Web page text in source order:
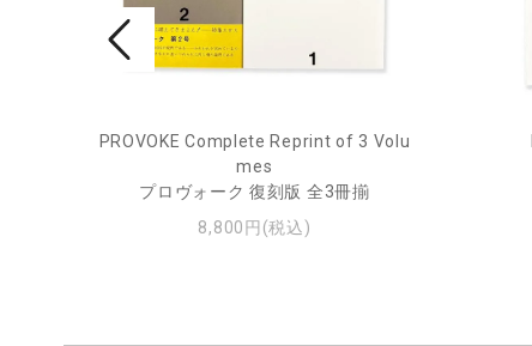
PROVOKE Complete Reprint of 3 Volu
mes
プロヴォーク 復刻版 全3冊揃
8,800円(税込)